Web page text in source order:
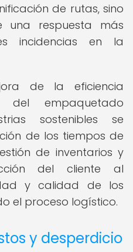
de rutas, sino
una respuesta más
incidencias en la
de la eficiencia
empaquetado
sostenibles se
de los tiempos de
de inventarios y
del cliente al
y calidad de los
el proceso logístico.
y desperdicio